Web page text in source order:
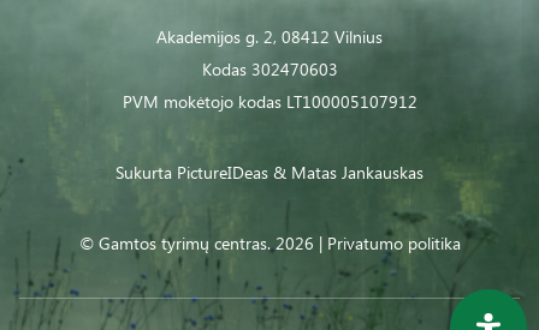
Akademijos g. 2, 08412 Vilnius
Kodas 302470603
PVM mokėtojo kodas LT100005107912
© Gamtos tyrimų centras. 2026 | Privatumo politika
Sukurta PictureIDeas & Matas Jankauskas